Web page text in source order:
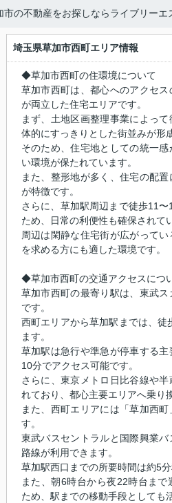
市の不動産をお探しならライブリーエ
埼玉県草加市西町エリア情報
◆草加市西町の住環境について
草加市西町は、都心へのアクセ
が両立した住宅エリアです。
まず、土地区画整理事業によっ
体的にすっきりとした街並みが形
そのため、住宅地としての統一
い環境が保たれています。
また、整形地が多く、住宅の配
が特徴です。
さらに、草加駅周辺まで徒歩11
ため、日常の利便性も確保されて
周辺は閑静な住宅街が広がって
を求める方にも適した環境です。
◆草加市西町の交通アクセスにつ
草加市西町の最寄り駅は、東武
です。
西町エリアから草加駅までは、徒
ます。
草加駅は急行や準急が停車する
10分でアクセス可能です。
さらに、東京メトロ日比谷線や
れており、都心主要エリアへ乗り
また、西町エリアには「草加西
す。
東武バスセントラルと国際興業
路線が利用できます。
草加駅西口までの所要時間は約5分
また、朝6時台から夜22時台ま
ため、駅までの移動手段としても